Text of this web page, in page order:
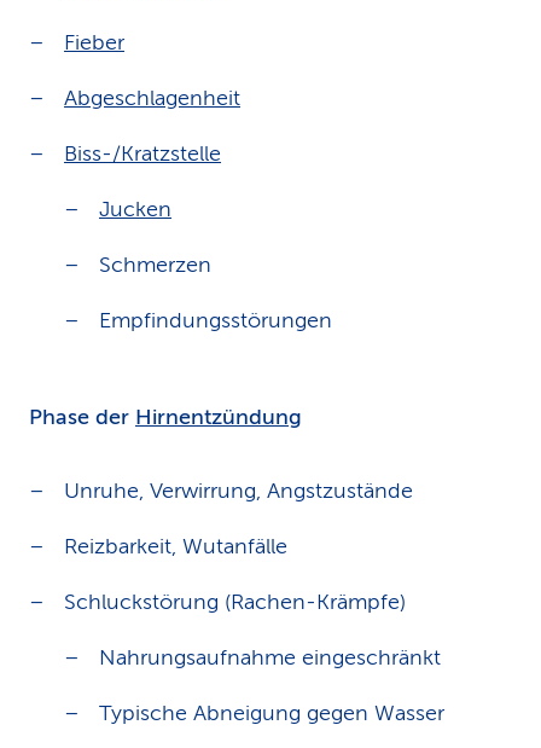
Fieber
Abgeschlagenheit
Biss-/Kratzstelle
Jucken
Schmerzen
Empfindungsstörungen
Phase der Hirnentzündung
Unruhe, Verwirrung, Angstzustände
Reizbarkeit, Wutanfälle
Schluckstörung (Rachen-Krämpfe)
Nahrungsaufnahme eingeschränkt
Typische Abneigung gegen Wasser